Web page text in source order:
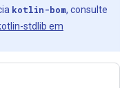
kotlin-bom, consulte
stdlib em